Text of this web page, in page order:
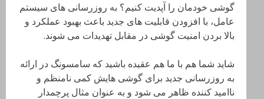
گوشی خودمان را آپدیت کنیم؟ به روزرسانی های سیستم
عامل، با افزودن قابلیت های جدید باعث بهبود عملکرد و
بالا بردن امنیت گوشی در مقابل تهدیدات می شوند.
شاید شما هم با ما هم عقیده باشید که سامسونگ در ارائه
به روزرسانی جدید برای گوشی هایش کمی نامنظم و
ناامید کننده ظاهر می شود و به عنوان مثال پرچمدار